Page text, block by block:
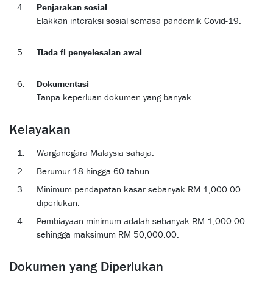
Penjarakan sosial
Elakkan interaksi sosial semasa pandemik Covid-19.
Tiada fi penyelesaian awal
Dokumentasi
Tanpa keperluan dokumen yang banyak.
Kelayakan
Warganegara Malaysia sahaja.
Berumur 18 hingga 60 tahun.
Minimum pendapatan kasar sebanyak RM 1,000.00
diperlukan.
Pembiayaan minimum adalah sebanyak RM 1,000.00
sehingga maksimum RM 50,000.00.
Dokumen yang Diperlukan